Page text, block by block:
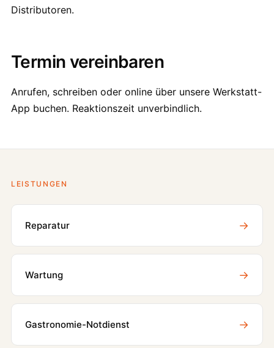
Distributoren.
Termin vereinbaren
Anrufen, schreiben oder online über unsere Werkstatt-
App buchen. Reaktionszeit unverbindlich.
LEISTUNGEN
Reparatur →
Wartung →
Gastronomie-Notdienst →